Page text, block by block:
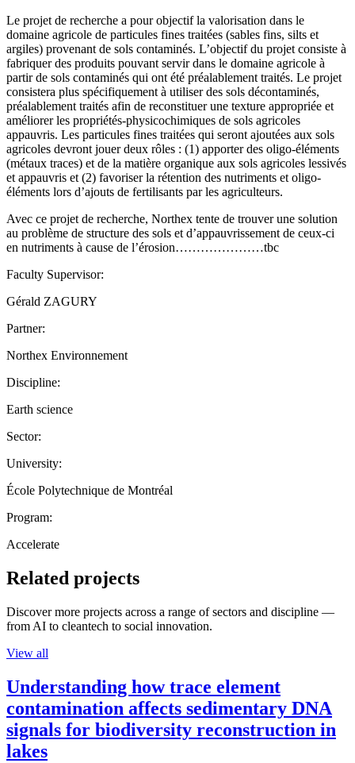
Le projet de recherche a pour objectif la valorisation dans le
domaine agricole de particules fines traitées (sables fins, silts et
argiles) provenant de sols contaminés. L’objectif du projet consiste à
fabriquer des produits pouvant servir dans le domaine agricole à
partir de sols contaminés qui ont été préalablement traités. Le projet
consistera plus spécifiquement à utiliser des sols décontaminés,
préalablement traités afin de reconstituer une texture appropriée et
améliorer les propriétés-physicochimiques de sols agricoles
appauvris. Les particules fines traitées qui seront ajoutées aux sols
agricoles devront jouer deux rôles : (1) apporter des oligo-éléments
(métaux traces) et de la matière organique aux sols agricoles lessivés
et appauvris et (2) favoriser la rétention des nutriments et oligo-
éléments lors d’ajouts de fertilisants par les agriculteurs.
Avec ce projet de recherche, Northex tente de trouver une solution
au problème de structure des sols et d’appauvrissement de ceux-ci
en nutriments à cause de l’érosion…………………tbc
Faculty Supervisor:
Gérald ZAGURY
Partner:
Northex Environnement
Discipline:
Earth science
Sector:
University:
École Polytechnique de Montréal
Program:
Accelerate
Related projects
Discover more projects across a range of sectors and discipline —
from AI to cleantech to social innovation.
View all
Understanding how trace element
contamination affects sedimentary DNA
signals for biodiversity reconstruction in
lakes